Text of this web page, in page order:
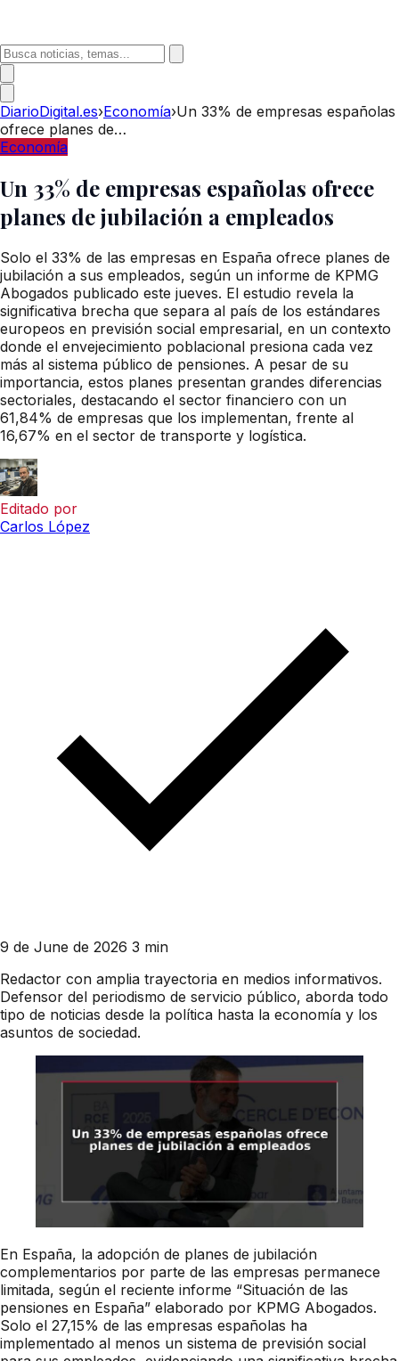
DiarioDigital.es›Economía›Un 33% de empresas españolas
ofrece planes de…
Economía
Un 33% de empresas españolas ofrece
planes de jubilación a empleados
Solo el 33% de las empresas en España ofrece planes de
jubilación a sus empleados, según un informe de KPMG
Abogados publicado este jueves. El estudio revela la
significativa brecha que separa al país de los estándares
europeos en previsión social empresarial, en un contexto
donde el envejecimiento poblacional presiona cada vez
más al sistema público de pensiones. A pesar de su
importancia, estos planes presentan grandes diferencias
sectoriales, destacando el sector financiero con un
61,84% de empresas que los implementan, frente al
16,67% en el sector de transporte y logística.
Editado por
Carlos López
9 de June de 2026 3 min
Redactor con amplia trayectoria en medios informativos.
Defensor del periodismo de servicio público, aborda todo
tipo de noticias desde la política hasta la economía y los
asuntos de sociedad.
En España, la adopción de planes de jubilación
complementarios por parte de las empresas permanece
limitada, según el reciente informe “Situación de las
pensiones en España” elaborado por KPMG Abogados.
Solo el 27,15% de las empresas españolas ha
implementado al menos un sistema de previsión social